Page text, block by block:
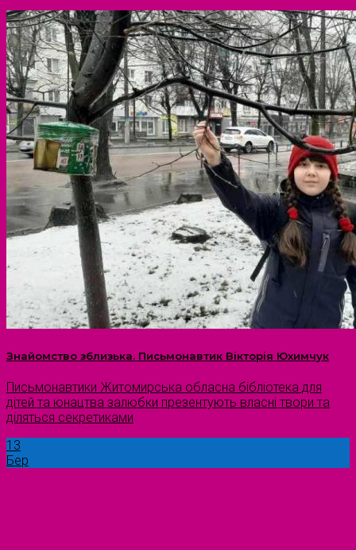
Знайомство зблизька. Письмонавтик Вікторія Юхимчук
Письмонавтики Житомирська обласна бібліотека для
дітей та юнацтва залюбки презентують власні твори та
діляться секретиками
13
Бер